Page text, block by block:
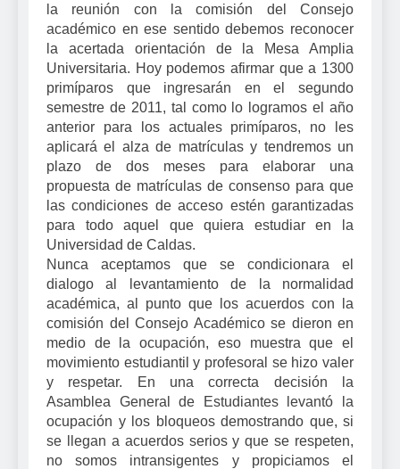
la reunión con la comisión del Consejo
académico en ese sentido debemos reconocer
la acertada orientación de la Mesa Amplia
Universitaria. Hoy podemos afirmar que a 1300
primíparos que ingresarán en el segundo
semestre de 2011, tal como lo logramos el año
anterior para los actuales primíparos, no les
aplicará el alza de matrículas y tendremos un
plazo de dos meses para elaborar una
propuesta de matrículas de consenso para que
las condiciones de acceso estén garantizadas
para todo aquel que quiera estudiar en la
Universidad de Caldas.
Nunca aceptamos que se condicionara el
dialogo al levantamiento de la normalidad
académica, al punto que los acuerdos con la
comisión del Consejo Académico se dieron en
medio de la ocupación, eso muestra que el
movimiento estudiantil y profesoral se hizo valer
y respetar. En una correcta decisión la
Asamblea General de Estudiantes levantó la
ocupación y los bloqueos demostrando que, si
se llegan a acuerdos serios y que se respeten,
no somos intransigentes y propiciamos el